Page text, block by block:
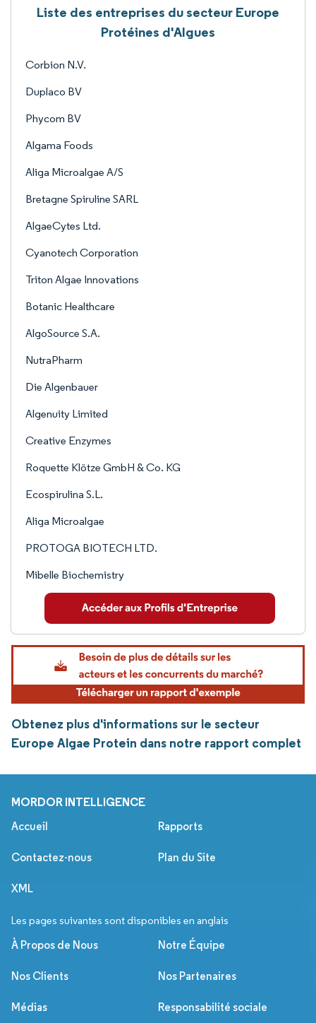
Liste des entreprises du secteur Europe
Protéines d'Algues
Corbion N.V.
Duplaco BV
Phycom BV
Algama Foods
Aliga Microalgae A/S
Bretagne Spiruline SARL
AlgaeCytes Ltd.
Cyanotech Corporation
Triton Algae Innovations
Botanic Healthcare
AlgoSource S.A.
NutraPharm
Die Algenbauer
Algenuity Limited
Creative Enzymes
Roquette Klötze GmbH & Co. KG
Ecospirulina S.L.
Aliga Microalgae
PROTOGA BIOTECH LTD.
Mibelle Biochemistry
Obtenez plus d'informations sur le secteur
Europe Algae Protein dans notre rapport complet
MORDOR INTELLIGENCE
Accueil Rapports
Contactez-nous Plan du Site
XML
Les pages suivantes sont disponibles en anglais
À Propos de Nous Notre Équipe
Nos Clients Nos Partenaires
Médias Responsabilité sociale